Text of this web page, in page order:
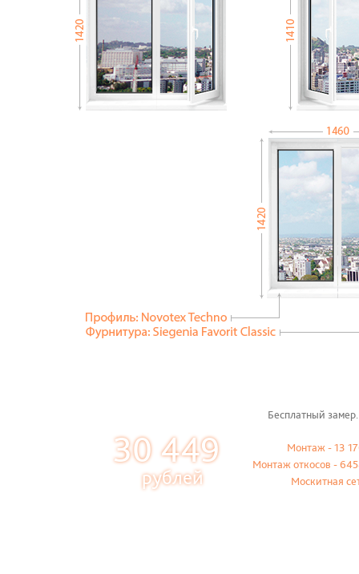
Бесплатный
30 449
рублей
Монтаж - 13
Монтаж откосов -
Москитная